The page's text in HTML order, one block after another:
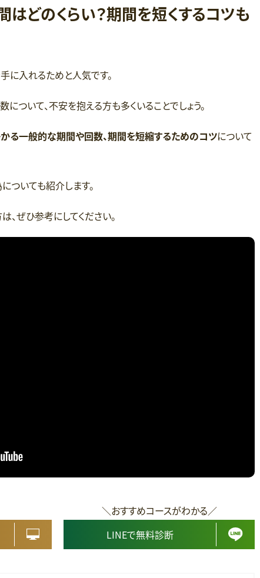
どのくらい？期間を短くするコツも
に入れるためと人気です。
ついて、不安を抱える方も多くいることでしょう。
る一般的な期間や回数、期間を短縮するためのコツについて
ついても紹介します。
ぜひ参考にしてください。
＼おすすめコースがわかる／
LINEで無料診断